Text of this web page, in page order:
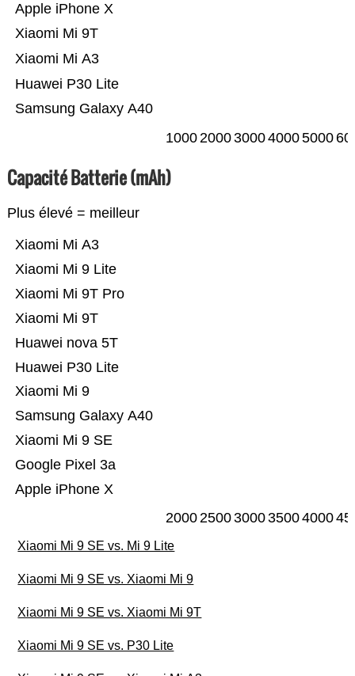
Samsung Galaxy A40
Huawei P30 Lite
Xiaomi Mi A3
Xiaomi Mi 9T
Apple iPhone X
10002000300040005000
Capacité Batterie (mAh)
Plus élevé = meilleur
Apple iPhone X
Google Pixel 3a
Xiaomi Mi 9 SE
Samsung Galaxy A40
Xiaomi Mi 9
Huawei P30 Lite
Huawei nova 5T
Xiaomi Mi 9T
Xiaomi Mi 9T Pro
Xiaomi Mi 9 Lite
Xiaomi Mi A3
20002500300035004000
Xiaomi Mi 9 SE vs. Mi 9 Lite
Xiaomi Mi 9 SE vs. Xiaomi Mi 9
Xiaomi Mi 9 SE vs. Xiaomi Mi 9T
Xiaomi Mi 9 SE vs. P30 Lite